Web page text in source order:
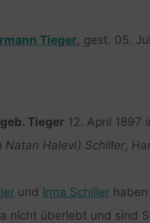
Tieger, gest. 05.
Tieger12. April 1897
Natan Halevi) Schiller,
und Irma Schillerhaben
nicht überlebt und sind